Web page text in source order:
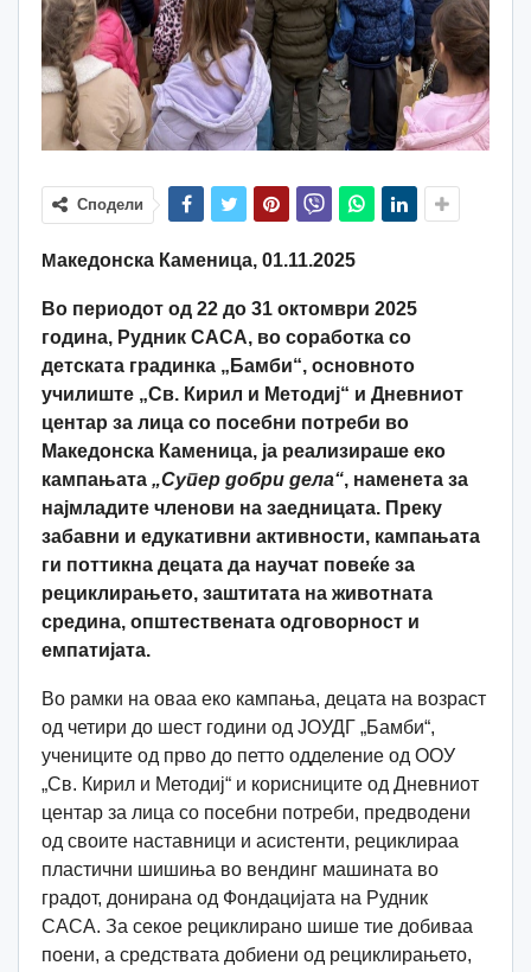
Сподели
Mакедонска Каменица, 01.11.2025
Во периодот од 22 до 31 октомври 2025
година, Рудник САСА, во соработка со
детската градинка „Бамби“, основното
училиште „Св. Кирил и Методиј“ и Дневниот
центар за лица со посебни потреби во
Македонска Каменица, ја реализираше еко
кампањата „Супер добри дела“, наменета за
најмладите членови на заедницата. Преку
забавни и едукативни активности, кампањата
ги поттикна децата да научат повеќе за
рециклирањето, заштитата на животната
средина, општествената одговорност и
емпатијата.
Во рамки на оваа еко кампања, децата на возраст
од четири до шест години од ЈОУДГ „Бамби“,
учениците од прво до петто одделение од ООУ
„Св. Кирил и Методиј“ и корисниците од Дневниот
центар за лица со посебни потреби, предводени
од своите наставници и асистенти, рециклираа
пластични шишиња во вендинг машината во
градот, донирана од Фондацијата на Рудник
САСА. За секое рециклирано шише тие добиваа
поени, а средствата добиени од рециклирањето,